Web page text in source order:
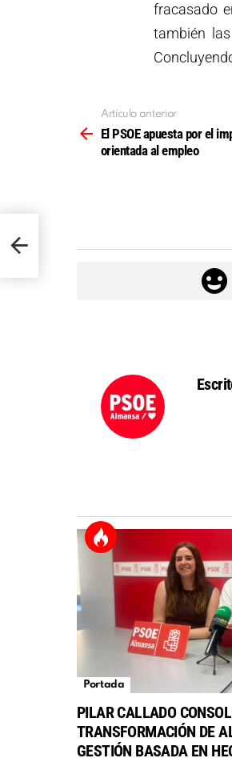
fracasado
también
más
Artículo anterior
El PSOE apuesta por el
orientada al empleo
Portada
PILAR CALLADO
TRANSFORMACIÓN DE
GESTIÓN BASADA EN